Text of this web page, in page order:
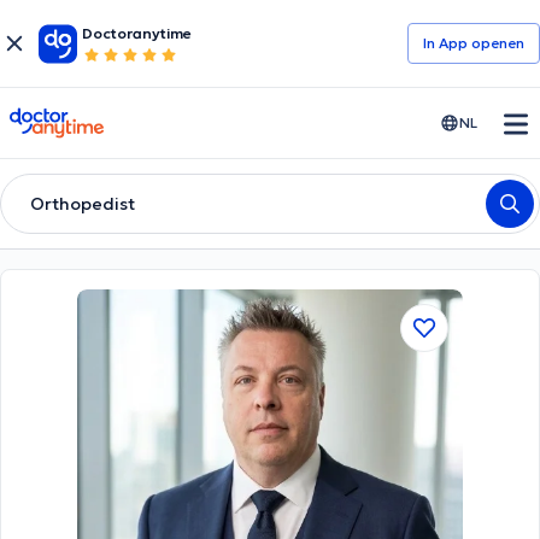
Doctoranytime
In App openen
doctoranytime NL
Orthopedist